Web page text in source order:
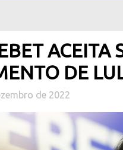
ACEITA
DE
de 2022